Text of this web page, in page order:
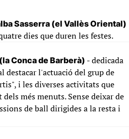
Sasserra (el Vallès Oriental)
dies que duren les festes.
Conca de Barberà) - dedicada
destacar l'actuació del grup de
i les diverses activitats que
més menuts. Sense deixar de
de ball dirigides a la resta i